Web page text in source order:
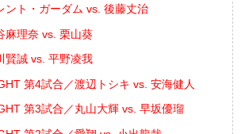
ント・ガーダム vs. 後藤丈治
麻理奈 vs. 栗山葵
賢誠 vs. 平野凌我
第4試合／渡辺トシキ vs. 安海健人
第3試合／丸山大輝 vs. 早坂優瑠